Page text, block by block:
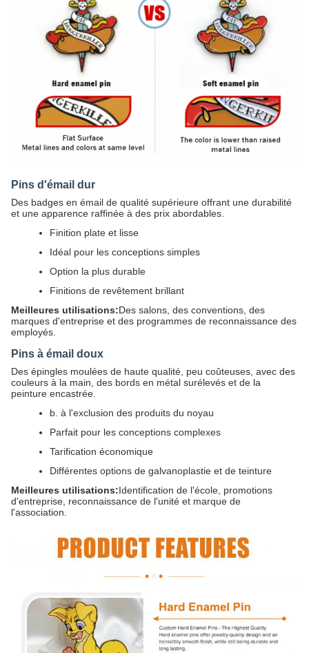
Pins d'émail dur
Des badges en émail de qualité supérieure offrant une durabilité
et une apparence raffinée à des prix abordables.
Finition plate et lisse
Idéal pour les conceptions simples
Option la plus durable
Finitions de revêtement brillant
Meilleures utilisations:Des salons, des conventions, des
marques d'entreprise et des programmes de reconnaissance des
employés.
Pins à émail doux
Des épingles moulées de haute qualité, peu coûteuses, avec des
couleurs à la main, des bords en métal surélevés et de la
peinture encastrée.
b. à l'exclusion des produits du noyau
Parfait pour les conceptions complexes
Tarification économique
Différentes options de galvanoplastie et de teinture
Meilleures utilisations:Identification de l'école, promotions
d'entreprise, reconnaissance de l'unité et marque de
l'association.